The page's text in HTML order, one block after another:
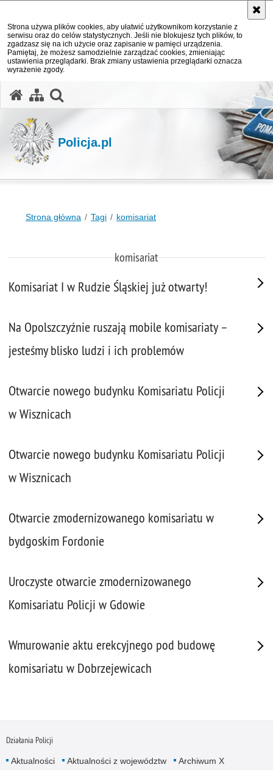
Strona używa plików cookies, aby ułatwić użytkownikom korzystanie z
serwisu oraz do celów statystycznych. Jeśli nie blokujesz tych plików, to
zgadzasz się na ich użycie oraz zapisanie w pamięci urządzenia.
Pamiętaj, że możesz samodzielnie zarządzać cookies, zmieniając
ustawienia przeglądarki. Brak zmiany ustawienia przeglądarki oznacza
wyrażenie zgody.
Policja.pl
Strona główna Tagi komisariat
komisariat
Komisariat I w Rudzie Śląskiej już otwarty!
Na Opolszczyźnie ruszają mobile komisariaty –
jesteśmy blisko ludzi i ich problemów
Otwarcie nowego budynku Komisariatu Policji
w Wisznicach
Otwarcie nowego budynku Komisariatu Policji
w Wisznicach
Otwarcie zmodernizowanego komisariatu w
bydgoskim Fordonie
Uroczyste otwarcie zmodernizowanego
Komisariatu Policji w Gdowie
Wmurowanie aktu erekcyjnego pod budowę
komisariatu w Dobrzejewicach
Działania Policji
Aktualności Aktualności z województw
Archiwum X